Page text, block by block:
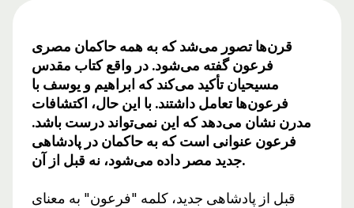
قرن‌ها تصور می‌شد که به همه حاکمان مصری
فرعون گفته می‌شود. در واقع کتاب مقدس
مسیحیان تأکید می‌کند که ابراهیم و یوسف با
فرعون‌ها تعامل داشتند. با این حال، اکتشافات
مدرن نشان می‌دهد که این نمی‌تواند درست باشد.
فرعون عنوانی است که به حاکمان در پادشاهی
جدید مصر داده می‌شود، نه قبل از آن.
قبل از پادشاهی جدید، کلمه "فرعون" به معنای